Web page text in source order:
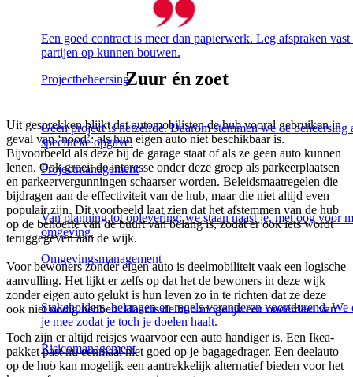
Een goed contract is meer dan papierwerk. Leg afspraken
partijen op kunnen bouwen.
Projectbeheersing
Geen project is hetzelfde. Daarom stemmen we de
specifieke opgave.
Projectmanagement
Van planning tot oplevering: we staan naast je, met oog voor
omgeving.
Omgevingsmanagement
Stakeholders, belangen en regels veranderen voortdurend. We
je mee zodat je toch je doelen haalt.
Risicomanagement
Zuur én zoet
Uit gesprekken blijkt dat automobilisten de hub vooral gebruiken in
geval van ‘nood’: als hun eigen auto niet beschikbaar is.
Bijvoorbeeld als deze bij de garage staat of als ze geen auto kunnen
lenen. Ook groeit de interesse onder deze groep als parkeerplaatsen
en parkeervergunningen schaarser worden. Beleidsmaatregelen die
bijdragen aan de effectiviteit van de hub, maar die niet altijd even
populair zijn. Dit voorbeeld laat zien dat het afstemmen van de hub
op de behoefte van de buurt van belang is, zodat er ook iets wordt
teruggegeven aan de wijk.
Voor bewoners zonder eigen auto is deelmobiliteit vaak een logische
aanvulling. Het lijkt er zelfs op dat het de bewoners in deze wijk
zonder eigen auto gelukt is hun leven zo in te richten dat ze deze
ook niet nodig hebben. Daar is de hub mogelijk een onderdeel van.
Toch zijn er altijd reisjes waarvoor een auto handiger is. Een Ikea-
pakket past nu eenmaal niet goed op je bagagedrager. Een deelauto
op de hub kan mogelijk een aantrekkelijk alternatief bieden voor het